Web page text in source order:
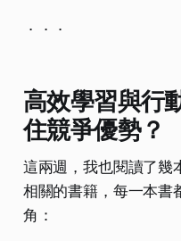
．．．
高效學習與行
住競爭優勢？
這兩週，我也閱讀了幾
相關的書籍，每一本書
角：